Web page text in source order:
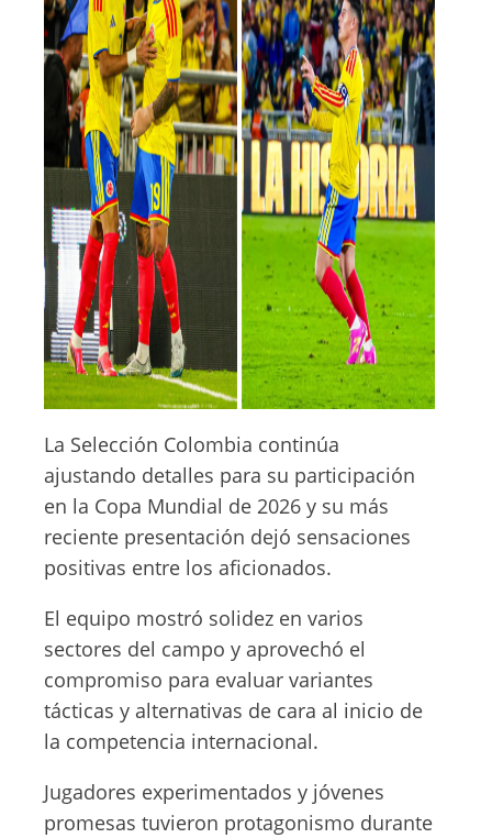
La Selección Colombia continúa
ajustando detalles para su participación
en la Copa Mundial de 2026 y su más
reciente presentación dejó sensaciones
positivas entre los aficionados.
El equipo mostró solidez en varios
sectores del campo y aprovechó el
compromiso para evaluar variantes
tácticas y alternativas de cara al inicio de
la competencia internacional.
Jugadores experimentados y jóvenes
promesas tuvieron protagonismo durante